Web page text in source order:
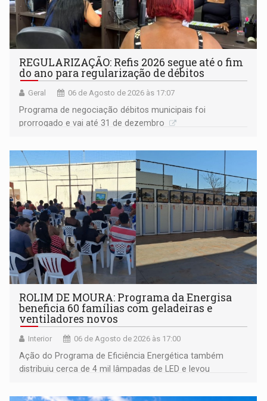
REGULARIZAÇÃO: Refis 2026 segue até o fim
do ano para regularização de débitos
Geral 06 de Agosto de 2026 às 17:07
Programa de negociação débitos municipais foi
prorrogado e vai até 31 de dezembro
ROLIM DE MOURA: Programa da Energisa
beneficia 60 famílias com geladeiras e
ventiladores novos
Interior 06 de Agosto de 2026 às 17:00
Ação do Programa de Eficiência Energética também
distribuiu cerca de 4 mil lâmpadas de LED e levou
comunidade